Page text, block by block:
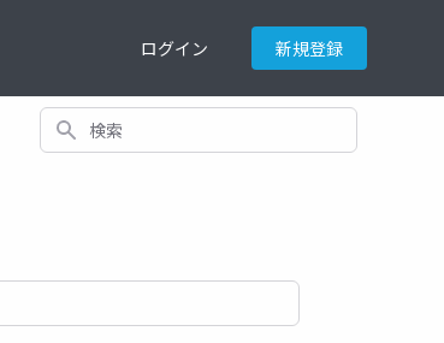
ログイン 新規登録
検索